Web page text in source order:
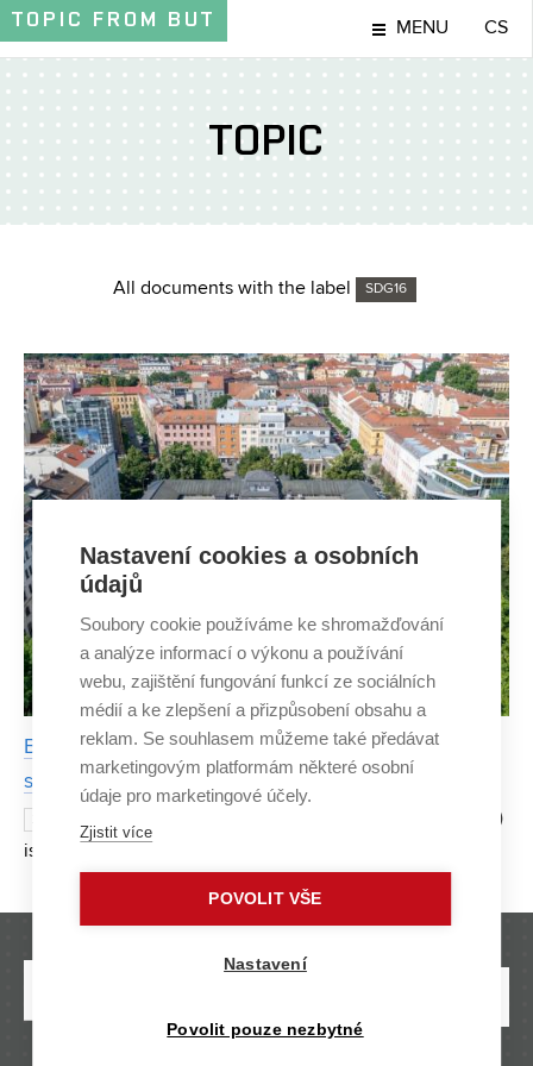
TOPIC FROM BUT MENU CS
TOPIC
All documents with the label SDG16
BUT on the road to sustainability. Developing a
strategy and calculating its emissions footprint
Brno University of Technology (BUT)
is systematically working to integrate sustainability
principles into education, research, creative activities, and
university operations. It also acknowledges its
Nastavení cookies a osobních
údajů
Soubory cookie používáme ke shromažďování
a analýze informací o výkonu a používání
webu, zajištění fungování funkcí ze sociálních
médií a ke zlepšení a přizpůsobení obsahu a
reklam. Se souhlasem můžeme také předávat
marketingovým platformám některé osobní
údaje pro marketingové účely.
Zjistit více
POVOLIT VŠE
Nastavení
Povolit pouze nezbytné